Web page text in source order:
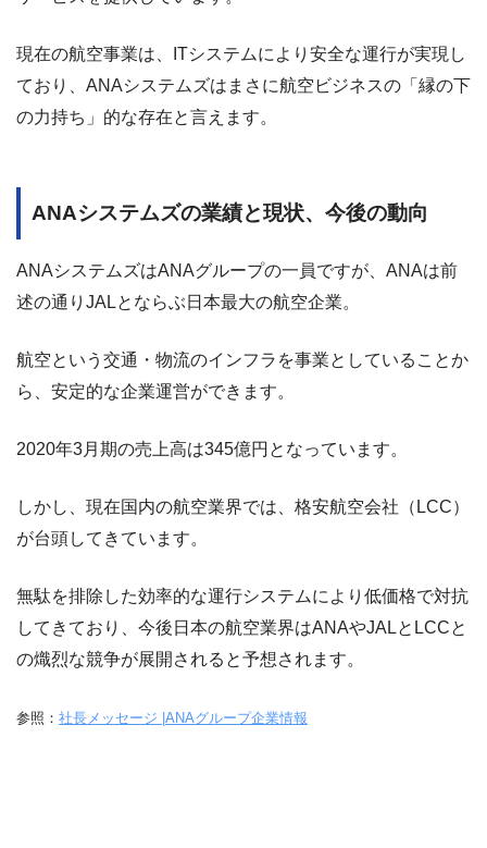
現在の航空事業は、ITシステムにより安全な運行が実現し
ており、ANAシステムズはまさに航空ビジネスの「縁の下
の力持ち」的な存在と言えます。
ANAシステムズの業績と現状、今後の動向
ANAシステムズはANAグループの一員ですが、ANAは前
述の通りJALとならぶ日本最大の航空企業。
航空という交通・物流のインフラを事業としていることか
ら、安定的な企業運営ができます。
2020年3月期の売上高は345億円となっています。
しかし、現在国内の航空業界では、格安航空会社（LCC）
が台頭してきています。
無駄を排除した効率的な運行システムにより低価格で対抗
してきており、今後日本の航空業界はANAやJALとLCCと
の熾烈な競争が展開されると予想されます。
参照： 社長メッセージ |ANAグループ企業情報